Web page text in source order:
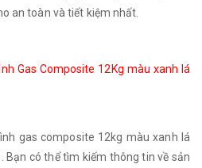
an toàn và tiết kiệm nhất.
Gas Composite 12Kg màu xanh lá
gas composite 12kg màu xanh lá
Bạn có thể tìm kiếm thông tin về sản